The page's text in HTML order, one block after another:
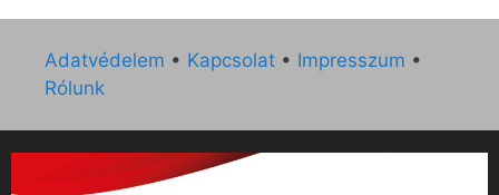
Adatvédelem • Kapcsolat • Impresszum •
Rólunk